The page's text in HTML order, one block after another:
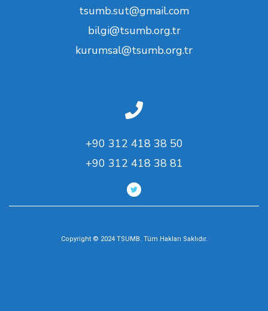
tsumb.sut@gmail.com
bilgi@tsumb.org.tr
kurumsal@tsumb.org.tr
+90 312 418 38 50
+90 312 418 38 81
Copyright © 2024 TSUMB. Tüm Hakları Saklıdır.